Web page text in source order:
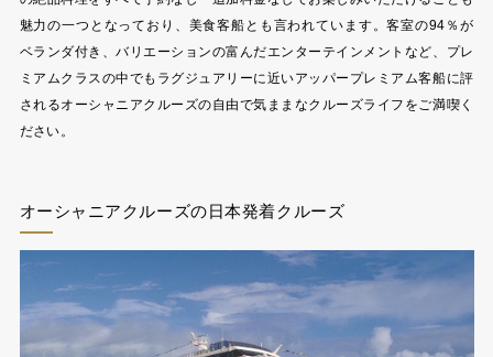
魅力の一つとなっており、美食客船とも言われています。客室の94％が
ベランダ付き、バリエーションの富んだエンターテインメントなど、プレ
ミアムクラスの中でもラグジュアリーに近いアッパープレミアム客船に評
されるオーシャニアクルーズの自由で気ままなクルーズライフをご満喫く
ださい。
オーシャニアクルーズの日本発着クルーズ